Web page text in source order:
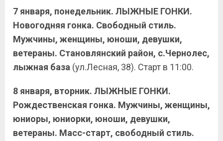
7 января, понедельник. ЛЫЖНЫЕ ГОНКИ.
Новогодняя гонка. Свободный стиль.
Мужчины, женщины, юноши, девушки,
ветераны. Становлянский район, с.Чернолес,
лыжная база (ул.Лесная, 38). Старт в 11:00.
8 января, вторник. ЛЫЖНЫЕ ГОНКИ.
Рождественская гонка. Мужчины, женщины,
юниоры, юниорки, юноши, девушки,
ветераны. Масс-старт, свободный стиль.